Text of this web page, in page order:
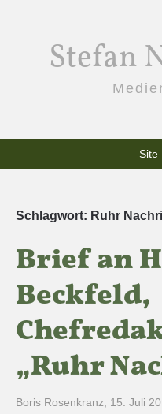
Stefan
Site
Schlagwort: Ruhr
Brief an
Beckfeld,
„Ruhr
Boris Rosenkranz 15. Juli